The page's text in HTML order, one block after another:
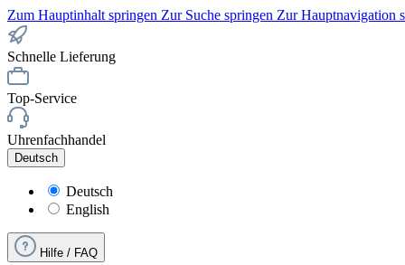
Zum Hauptinhalt springen Zur Suche springen Zur Hauptnavigation
Schnelle Lieferung
Top-Service
Uhrenfachhandel
Deutsch
Deutsch
English
Hilfe / FAQ